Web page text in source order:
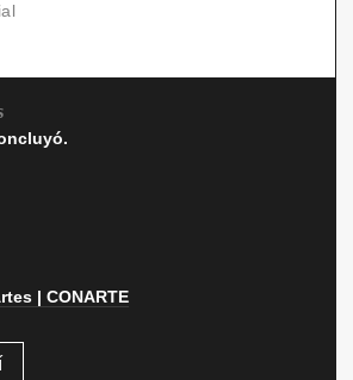
| CONARTE